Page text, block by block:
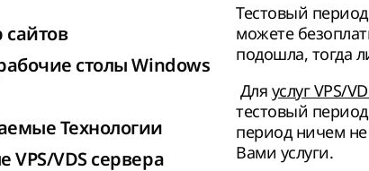
сайтов
столы Windows
Технологии
VPS/VDS сервера
Тестовый период
можете
подошла, тогда
Для услуг VPS/
тестовый
период ничем не
Вами услуги.